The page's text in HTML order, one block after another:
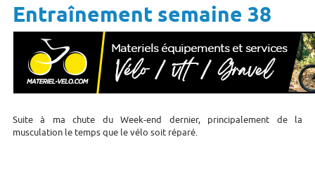
Entraînement semaine 38
Suite à ma chute du Week-end dernier, principalement de la
musculation le temps que le vélo soit réparé.